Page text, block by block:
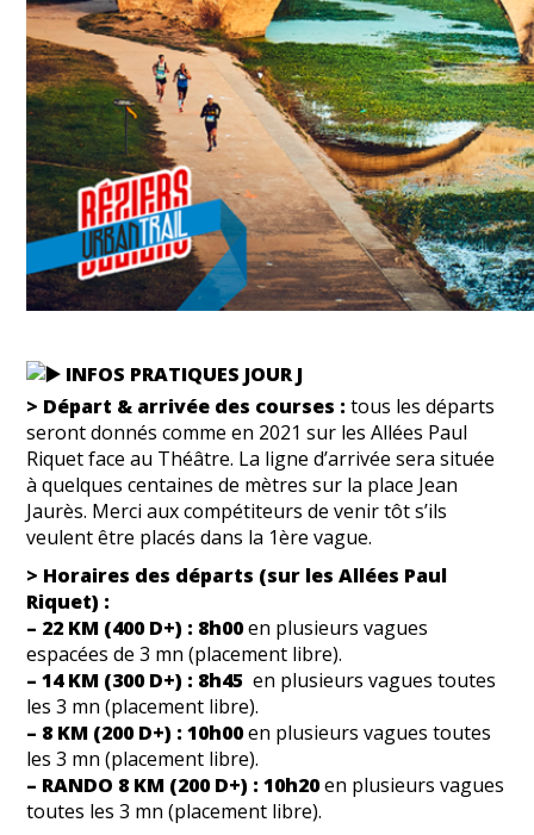
INFOS PRATIQUES JOUR J
> Départ & arrivée des courses : tous les départs
seront donnés comme en 2021 sur les Allées Paul
Riquet face au Théâtre. La ligne d’arrivée sera située
à quelques centaines de mètres sur la place Jean
Jaurès. Merci aux compétiteurs de venir tôt s’ils
veulent être placés dans la 1ère vague.
> Horaires des départs (sur les Allées Paul
Riquet) :
– 22 KM (400 D+) : 8h00en plusieurs vagues
espacées de 3 mn (placement libre).
– 14 KM (300 D+) : 8h45 en plusieurs vagues toutes
les 3 mn (placement libre).
– 8 KM (200 D+) : 10h00en plusieurs vagues toutes
les 3 mn (placement libre).
– RANDO 8 KM (200 D+) : 10h20en plusieurs vagues
toutes les 3 mn (placement libre).